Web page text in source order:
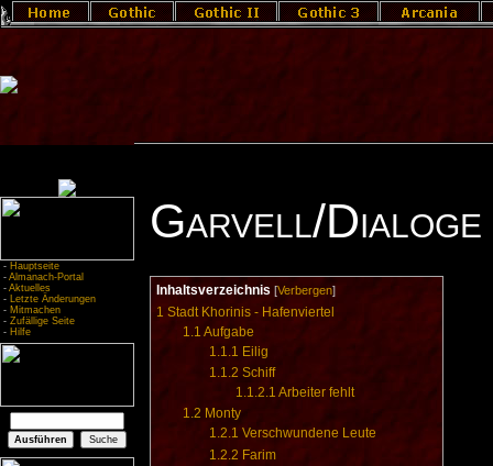
- Hauptseite
- Almanach-Portal
- Aktuelles
- Letzte Änderungen
- Mitmachen
- Zufällige Seite
- Hilfe
Garvell/Dialoge
Inhaltsverzeichnis [Verbergen]
1 Stadt Khorinis - Hafenviertel
1.1 Aufgabe
1.1.1 Eilig
1.1.2 Schiff
1.1.2.1 Arbeiter fehlt
1.2 Monty
1.2.1 Verschwundene Leute
1.2.2 Farim